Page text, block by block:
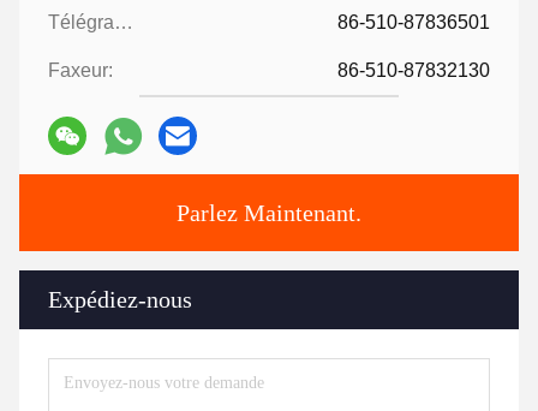
Télégramme: 86-510-87836501
Faxeur: 86-510-87832130
Parlez Maintenant.
Expédiez-nous